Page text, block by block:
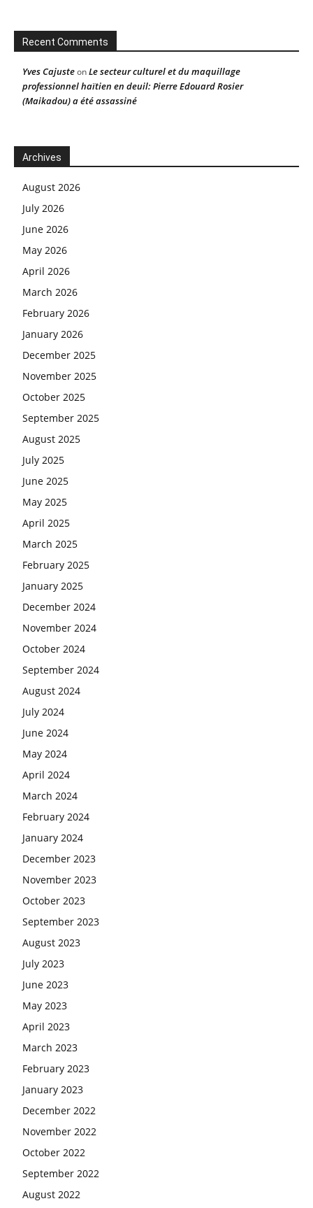
Recent Comments
Yves CajusteonLe secteur culturel et du maquillage
professionnel haïtien en deuil: Pierre Edouard Rosier
(Maikadou) a été assassiné
Archives
August 2026
July 2026
June 2026
May 2026
April 2026
March 2026
February 2026
January 2026
December 2025
November 2025
October 2025
September 2025
August 2025
July 2025
June 2025
May 2025
April 2025
March 2025
February 2025
January 2025
December 2024
November 2024
October 2024
September 2024
August 2024
July 2024
June 2024
May 2024
April 2024
March 2024
February 2024
January 2024
December 2023
November 2023
October 2023
September 2023
August 2023
July 2023
June 2023
May 2023
April 2023
March 2023
February 2023
January 2023
December 2022
November 2022
October 2022
September 2022
August 2022